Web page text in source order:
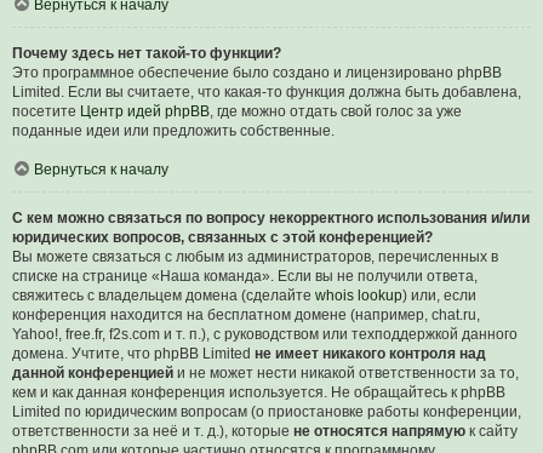
Вернуться к началу
Почему здесь нет такой-то функции?
Это программное обеспечение было создано и лицензировано phpBB
Limited. Если вы считаете, что какая-то функция должна быть добавлена,
посетите Центр идей phpBB, где можно отдать свой голос за уже
поданные идеи или предложить собственные.
Вернуться к началу
С кем можно связаться по вопросу некорректного использования и/или
юридических вопросов, связанных с этой конференцией?
Вы можете связаться с любым из администраторов, перечисленных в
списке на странице «Наша команда». Если вы не получили ответа,
свяжитесь с владельцем домена (сделайте whois lookup) или, если
конференция находится на бесплатном домене (например, chat.ru,
Yahoo!, free.fr, f2s.com и т. п.), с руководством или техподдержкой данного
домена. Учтите, что phpBB Limited не имеет никакого контроля над
данной конференцией и не может нести никакой ответственности за то,
кем и как данная конференция используется. Не обращайтесь к phpBB
Limited по юридическим вопросам (о приостановке работы конференции,
ответственности за неё и т. д.), которые не относятся напрямую к сайту